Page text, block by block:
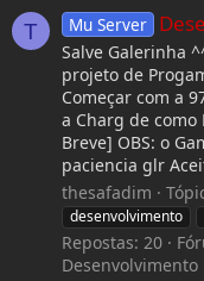
T Mu Server
Salve Galerinha
projeto de
Começar com a
a Charg de como
Breve] OBS: o
paciencia glr
thesafadim
desenvolvimento
Repostas: 20
Desenvolvimento